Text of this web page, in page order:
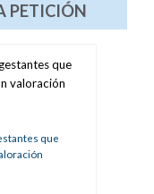
PETICIÓN
que
valoración